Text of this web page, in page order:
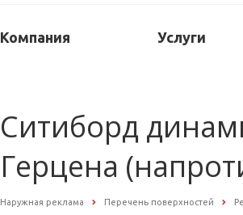
Компания Услуги
Ситиборд
Герцена
Наружная реклама Перечень поверхностей